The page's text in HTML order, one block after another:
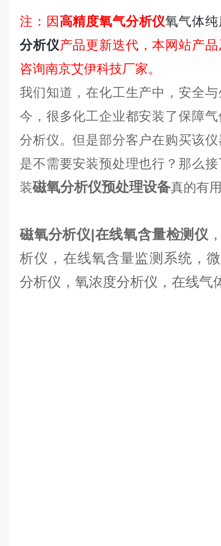
注：因 高精度氧气分析仪氧气体
分析仪产品更新迭代，本网站产
咨询南京艾伊科技厂家。
我们知道，在化工生产中，安全
今，很多化工企业都安装了保障
分析仪。但是部分客户在购买该
是不需要安装预处理也行？那么
装磁氧分析仪预处理设备真的有
磁氧分析仪|在线氧含量检测仪
析仪，在线氧含量监测系统，
分析仪，氧浓度分析仪，在线气